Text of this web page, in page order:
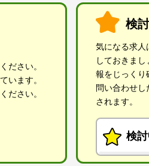
ださい。
います。
ださい。
検
気になる求人
しておきま
報をじっくり
問い合わせ
されます。
検